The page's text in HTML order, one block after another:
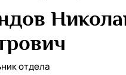
отдела